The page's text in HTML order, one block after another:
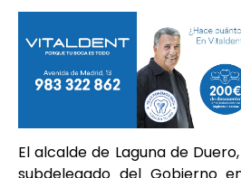
El alcalde de Laguna de